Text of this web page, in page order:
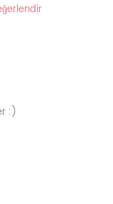
:)